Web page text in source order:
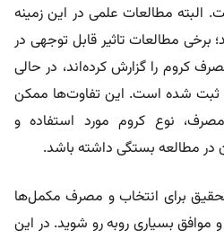
البته مطالعات علمی در این زمینه
برخی مطالعات تاثیر قابل توجهی در
کروم را گزارش کرده‌اند، در حالی
ثبت شده است. این تفاوت‌ها ممکن
نوع کروم مورد استفاده و
در مطالعه بستگی داشته باشد.
تحقیق برای انتخاب و مصرف مکمل‌ها
بسیاری روبه رو شوید. در این